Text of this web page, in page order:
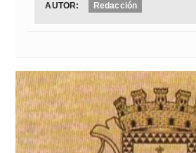
AUTOR: Redacción